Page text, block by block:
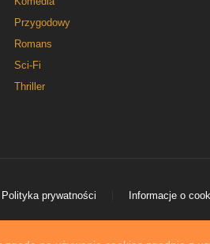
Przygodowy
Romans
Sci-Fi
Thriller
Polityka prywatności Informacje o